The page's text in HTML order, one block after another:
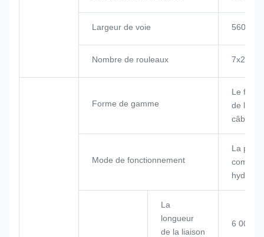
Largeur de voie 560 mm
Nombre de rouleaux 7x2
Forme de gamme
Le
de
câbles
Mode de fonctionnement
La
La
longueur
de la liaison
6 000